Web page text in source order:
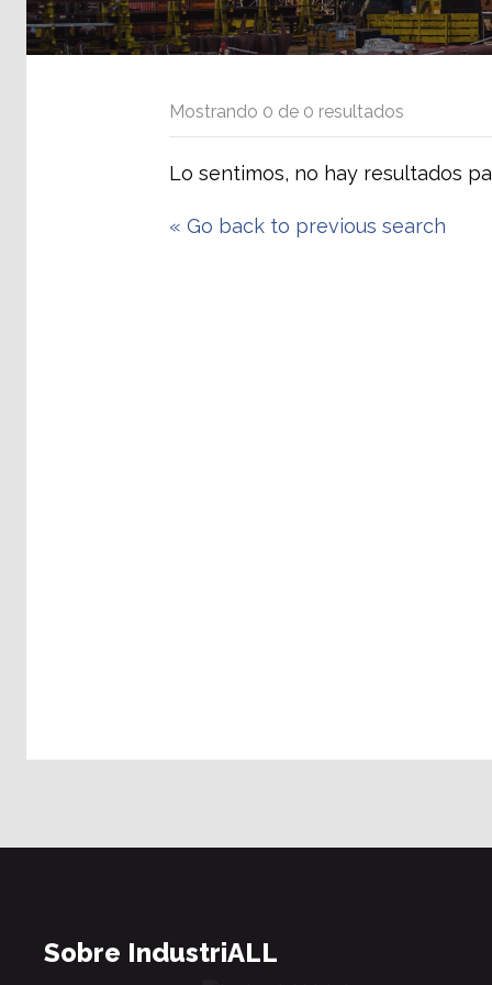
Mostrando 0 de 0 resultados
Lo sentimos, no hay resultados
«Go back to previous search
Sobre IndustriALL